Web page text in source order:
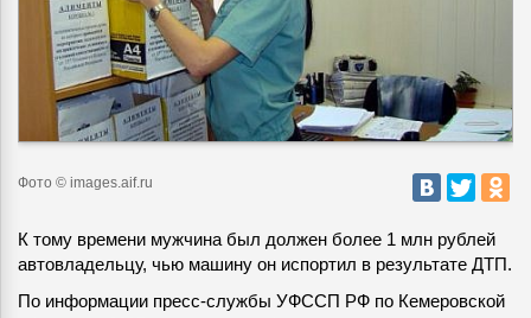
Фото © images.aif.ru
К тому времени мужчина был должен более 1 млн рублей
автовладельцу, чью машину он испортил в результате ДТП.
По информации пресс-службы УФССП РФ по Кемеровской